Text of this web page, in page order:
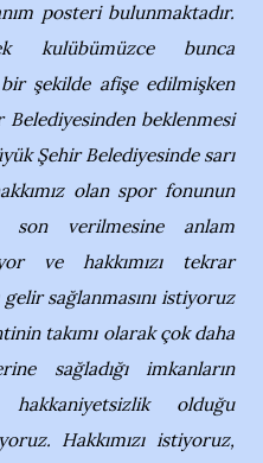
posteri bulunmaktadır.
kulübümüzce bunca
bir şekilde afişe edilmişken
beklenmesi
Şehir Belediyesinde sarı
olan spor fonunun
son verilmesine anlam
ve hakkımızı tekrar
sağlanmasını istiyoruz
takımı olarak çok daha
sağladığı imkanların
hakkaniyetsizlik olduğu
Hakkımızı istiyoruz,